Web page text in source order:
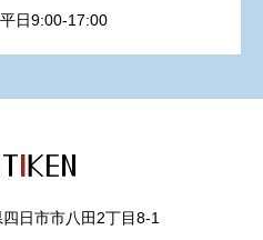
日9:00-17:00
日市市八田2丁目8‐1